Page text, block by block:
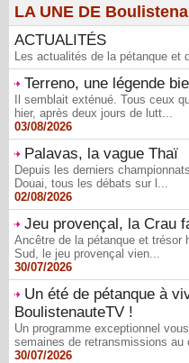
LA UNE DE
ACTUALITÉS
Les actualités de la pétanque et
Terreno, une légende
Il semblait exténué. Tous ceux
hier, après deux jours de lutt...
03/08/2026
Palavas, la vague Thaï
Depuis les derniers
Douai, tous les débats sur l...
02/08/2026
Jeu provençal, la Crau
Ancêtre de la pétanque et trésor
Sud, le jeu provençal vien...
30/07/2026
Un été de pétanque à
BoulistenauteTV !
Un programme exceptionnel
semaines de retransmissions au
30/07/2026